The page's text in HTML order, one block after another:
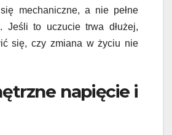
się mechaniczne, a nie pełne
Jeśli to uczucie trwa dłużej,
się, czy zmiana w życiu nie
napięcie i